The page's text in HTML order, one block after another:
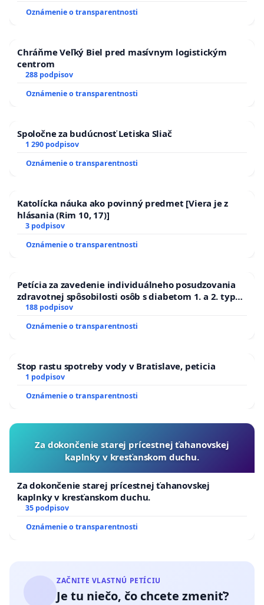
Oznámenie o transparentnosti
Chráňme Veľký Biel pred masívnym logistickým
centrom
288 podpisov
Oznámenie o transparentnosti
Spoločne za budúcnosť Letiska Sliač
1 290 podpisov
Oznámenie o transparentnosti
Katolícka náuka ako povinný predmet [Viera je z
hlásania (Rim 10, 17)]
3 podpisov
Oznámenie o transparentnosti
Petícia za zavedenie individuálneho posudzovania
zdravotnej spôsobilosti osôb s diabetom 1. a 2. typu
pri prijímaní do Policajného zboru SR
188 podpisov
Oznámenie o transparentnosti
Stop rastu spotreby vody v Bratislave, peticia
1 podpisov
Oznámenie o transparentnosti
Za dokončenie starej prícestnej ťahanovskej
kaplnky v kresťanskom duchu.
Za dokončenie starej prícestnej ťahanovskej
kaplnky v kresťanskom duchu.
35 podpisov
Oznámenie o transparentnosti
ZAČNITE VLASTNÚ PETÍCIU
Je tu niečo, čo chcete zmeniť?